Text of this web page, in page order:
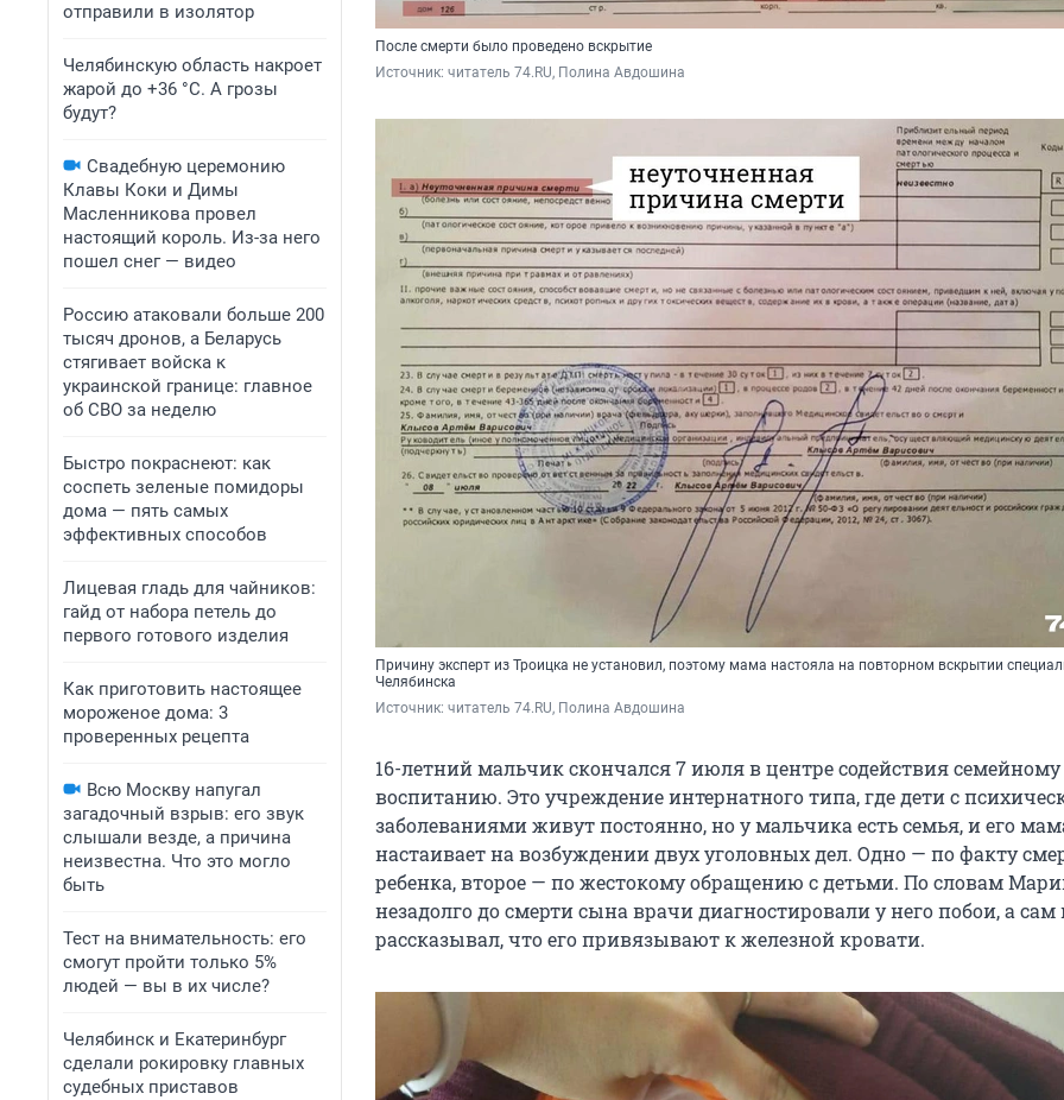
отправили в изолятор
Челябинскую область накроет
жарой до +36 °C. А грозы
будут?
Свадебную церемонию
Клавы Коки и Димы
Масленникова провел
настоящий король. Из-за него
пошел снег — видео
Россию атаковали больше 200
тысяч дронов, а Беларусь
стягивает войска к
украинской границе: главное
об СВО за неделю
Быстро покраснеют: как
соспеть зеленые помидоры
дома — пять самых
эффективных способов
Лицевая гладь для чайников:
гайд от набора петель до
первого готового изделия
Как приготовить настоящее
мороженое дома: 3
проверенных рецепта
Всю Москву напугал
загадочный взрыв: его звук
слышали везде, а причина
неизвестна. Что это могло
быть
Тест на внимательность: его
смогут пройти только 5%
людей — вы в их числе?
Челябинск и Екатеринбург
сделали рокировку главных
судебных приставов
После смерти было проведено вскрытие
Источник: читатель 74.RU, Полина Авдошина
Причину эксперт из Троицка не установил, поэтому мама настояла на повторном вскрытии
Челябинска
Источник: читатель 74.RU, Полина Авдошина
16-летний мальчик скончался 7 июля в центре содействия семейному
воспитанию. Это учреждение интернатного типа, где дети с
заболеваниями живут постоянно, но у мальчика есть семья, и его
настаивает на возбуждении двух уголовных дел. Одно — по факту
ребенка, второе — по жестокому обращению с детьми. По словам
незадолго до смерти сына врачи диагностировали у него побои, а
рассказывал, что его привязывают к железной кровати.